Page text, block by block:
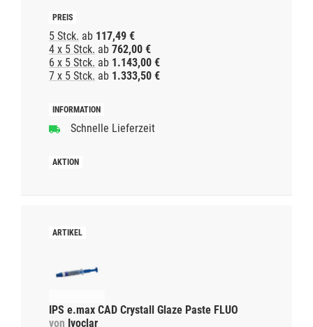
5 Stck. ab 117,49 €
4 x 5 Stck. ab 762,00 €
6 x 5 Stck. ab 1.143,00 €
7 x 5 Stck. ab 1.333,50 €
Schnelle Lieferzeit
IPS e.max CAD Crystall Glaze Paste FLUO
von Ivoclar